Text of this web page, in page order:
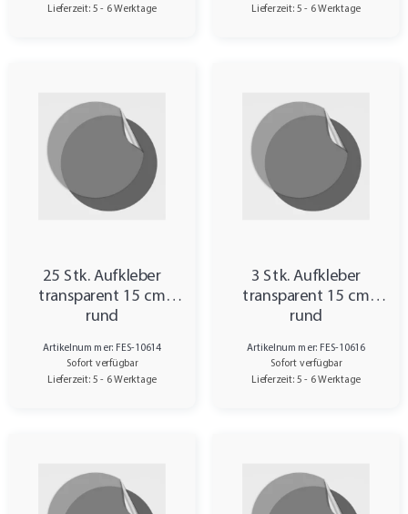
Lieferzeit: 5 - 6 Werktage
Lieferzeit: 5 - 6 Werktage
25 Stk. Aufkleber
transparent 15 cm
rund
Artikelnummer: FES-10614
Sofort verfügbar
Lieferzeit: 5 - 6 Werktage
3 Stk. Aufkleber
transparent 15 cm
rund
Artikelnummer: FES-10616
Sofort verfügbar
Lieferzeit: 5 - 6 Werktage